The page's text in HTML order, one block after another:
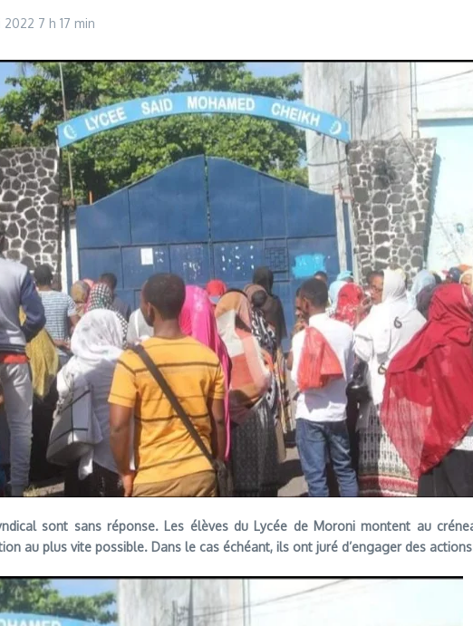
2022 7 h 17 min
sont sans réponse. Les élèves du Lycée de Moroni montent au
au plus vite possible. Dans le cas échéant, ils ont juré d’engager des actions